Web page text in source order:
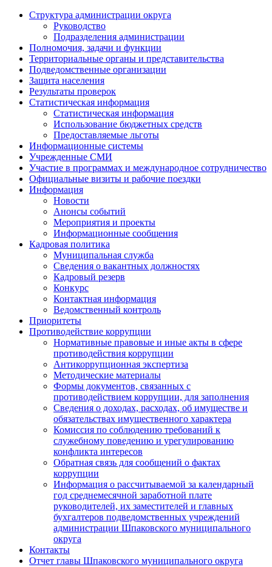
Структура администрации округа
Руководство
Подразделения администрации
Полномочия, задачи и функции
Территориальные органы и представительства
Подведомственные организации
Защита населения
Результаты проверок
Статистическая информация
Статистическая информация
Использование бюджетных средств
Предоставляемые льготы
Информационные системы
Учрежденные СМИ
Участие в программах и международное сотрудничество
Официальные визиты и рабочие поездки
Информация
Новости
Анонсы событий
Мероприятия и проекты
Информационные сообщения
Кадровая политика
Муниципальная служба
Сведения о вакантных должностях
Кадровый резерв
Конкурс
Контактная информация
Ведомственный контроль
Приоритеты
Противодействие коррупции
Нормативные правовые и иные акты в сфере
противодействия коррупции
Антикоррупционная экспертиза
Методические материалы
Формы документов, связанных с
противодействием коррупции, для заполнения
Сведения о доходах, расходах, об имуществе и
обязательствах имущественного характера
Комиссия по соблюдению требований к
служебному поведению и урегулированию
конфликта интересов
Обратная связь для сообщений о фактах
коррупции
Информация о рассчитываемой за календарный
год среднемесячной заработной плате
руководителей, их заместителей и главных
бухгалтеров подведомственных учреждений
администрации Шпаковского муниципального
округа
Контакты
Отчет главы Шпаковского муниципального округа